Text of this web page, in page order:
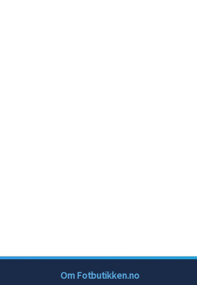
Om Fotbutikken.no